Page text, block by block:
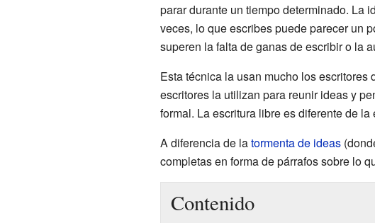
parar durante un tiempo determinado. La
veces, lo que escribes puede parecer un
superen la falta de ganas de escribir o la
Esta técnica la usan mucho los
escritores la utilizan para reunir ideas y
formal. La escritura libre es diferente de
A diferencia de latormenta de ideas
completas en forma de párrafos sobre lo
Contenido